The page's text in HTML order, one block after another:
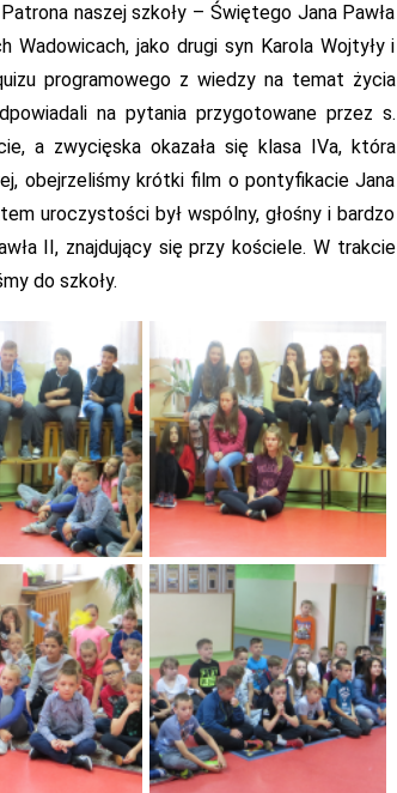
naszej szkoły – Świętego Jana Pawła
Wadowicach, jako drugi syn Karola Wojtyły i
programowego z wiedzy na temat życia
na pytania przygotowane przez s.
a zwycięska okazała się klasa IVa, która
obejrzeliśmy krótki film o pontyfikacie Jana
uroczystości był wspólny, głośny i bardzo
II, znajdujący się przy kościele. W trakcie
do szkoły.